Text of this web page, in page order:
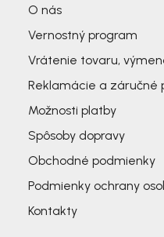
O nás
Vernostný program
Vrátenie tovaru,
Reklamácie a záručné
Možnosti platby
Spôsoby dopravy
Obchodné podmienky
Podmienky ochrany
Kontakty